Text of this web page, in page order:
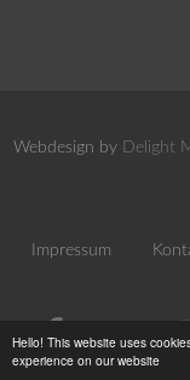
Hello! This website uses
experience on our website
Webdesign by Delight
Impressum